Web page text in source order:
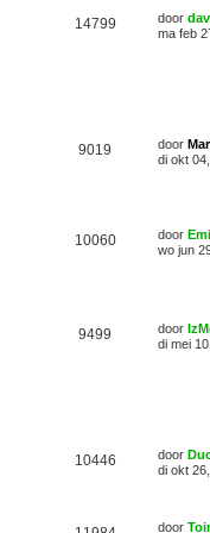
14799 door
ma feb
9019 door
di okt
10060 door
wo jun
9499 door
di mei
10446 door
di okt
door